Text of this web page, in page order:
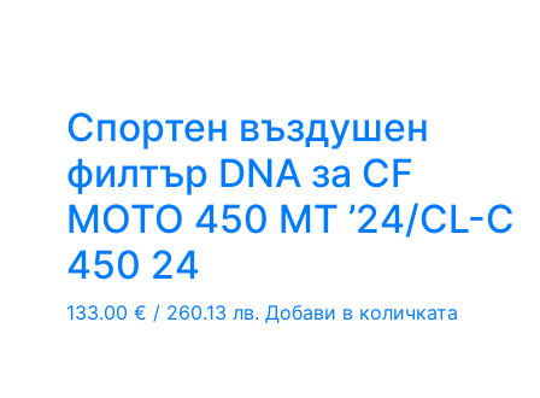
Спортен въздушен
филтър DNA за CF
MOTO 450 MT ’24/CL-C
450 24
133.00 € / 260.13 лв. Добави в количката